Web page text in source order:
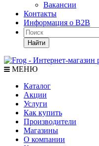
Вакансии
Контакты
Информация о B2B
Найти
МЕНЮ
Каталог
Акции
Услуги
Как купить
Производители
Магазины
О компании